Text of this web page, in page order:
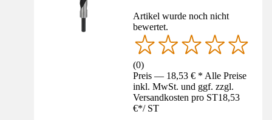
Artikel wurde noch nicht
bewertet.
(0)
Preis — 18,53 € * Alle Preise
inkl. MwSt. und ggf. zzgl.
Versandkosten pro ST18,53
€*/ ST